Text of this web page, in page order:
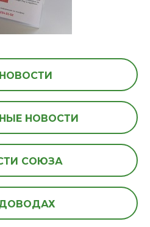
НОВОСТИ
СОЮЗА